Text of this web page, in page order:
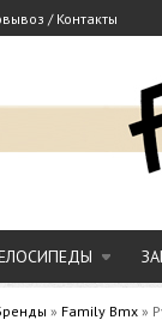
/ Контакты
» Family Bmx »